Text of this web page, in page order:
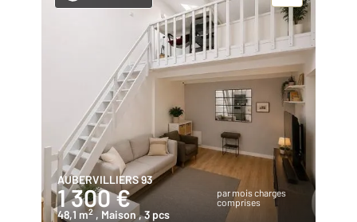
AUBERVILLIERS 93
1 300 €
par mois charges
comprises
48,1 m2 , Maison , 3 pcs